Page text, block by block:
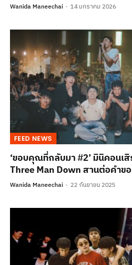
Wanida Maneechai 14 มกราคม 2026
FEED NEWS
‘ขอบคุณที่กลับมา #2’ มินิคอนเ
Three Man Down สานต่อคำ
Wanida Maneechai 22 กันยายน 2025